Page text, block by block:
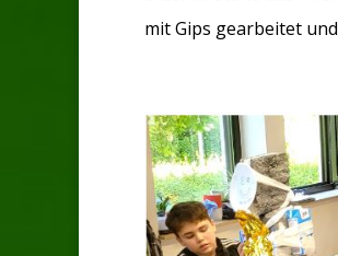
mit Gips gearbeitet